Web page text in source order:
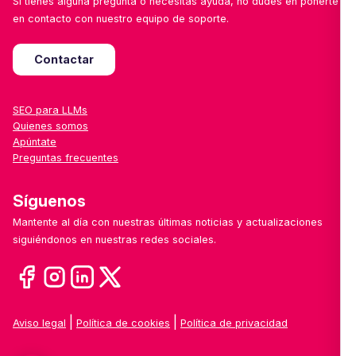
en contacto con nuestro equipo de soporte.
Contactar
SEO para LLMs
Quienes somos
Apúntate
Preguntas frecuentes
Síguenos
Mantente al día con nuestras últimas noticias y actualizaciones
siguiéndonos en nuestras redes sociales.
Aviso legal Política de cookies Política de privacidad